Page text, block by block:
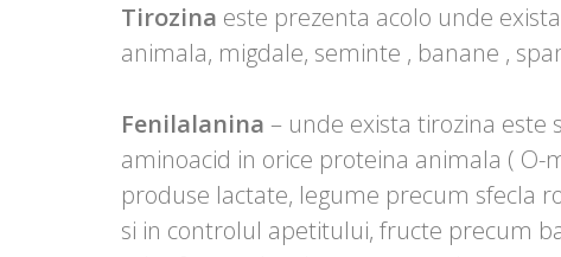
Tirozina este prezenta acolo unde
animala, migdale, seminte , banane ,
Fenilalanina – unde exista tirozina este
aminoacid in orice proteina animala ( O-
produse lactate, legume precum sfecla
si in controlul apetitului, fructe precum